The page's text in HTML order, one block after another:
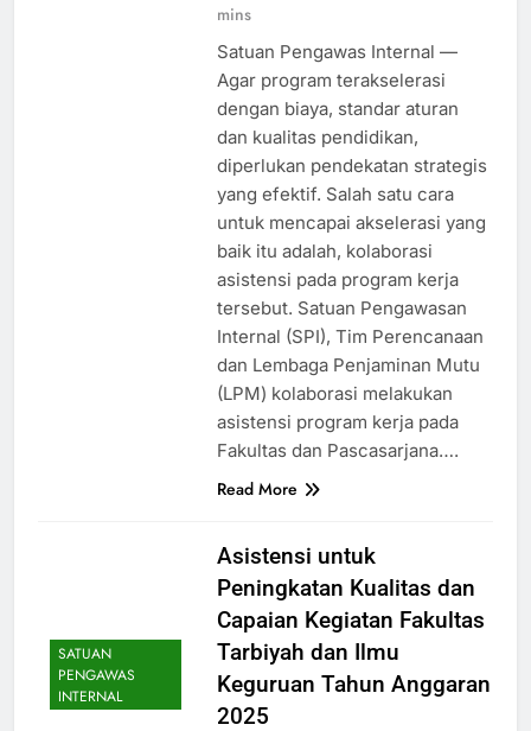
mins
Satuan Pengawas Internal —
Agar program terakselerasi
dengan biaya, standar aturan
dan kualitas pendidikan,
diperlukan pendekatan strategis
yang efektif. Salah satu cara
untuk mencapai akselerasi yang
baik itu adalah, kolaborasi
asistensi pada program kerja
tersebut. Satuan Pengawasan
Internal (SPI), Tim Perencanaan
dan Lembaga Penjaminan Mutu
(LPM) kolaborasi melakukan
asistensi program kerja pada
Fakultas dan Pascasarjana….
Read More
SATUAN
PENGAWAS
INTERNAL
Asistensi untuk
Peningkatan Kualitas dan
Capaian Kegiatan Fakultas
Tarbiyah dan Ilmu
Keguruan Tahun Anggaran
2025